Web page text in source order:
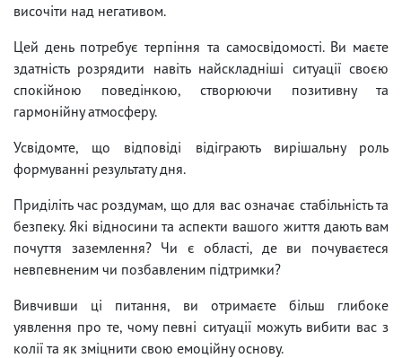
височіти над негативом.
Цей день потребує терпіння та самосвідомості. Ви маєте
здатність розрядити навіть найскладніші ситуації своєю
спокійною поведінкою, створюючи позитивну та
гармонійну атмосферу.
Усвідомте, що відповіді відіграють вирішальну роль
формуванні результату дня.
Приділіть час роздумам, що для вас означає стабільність та
безпеку. Які відносини та аспекти вашого життя дають вам
почуття заземлення? Чи є області, де ви почуваєтеся
невпевненим чи позбавленим підтримки?
Вивчивши ці питання, ви отримаєте більш глибоке
уявлення про те, чому певні ситуації можуть вибити вас з
колії та як зміцнити свою емоційну основу.